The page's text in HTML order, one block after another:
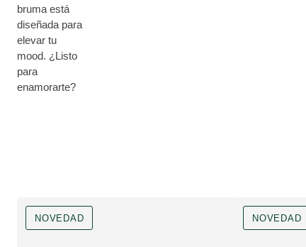
bruma está
diseñada para
elevar tu
mood. ¿Listo
para
enamorarte?
NOVEDAD NOVEDAD